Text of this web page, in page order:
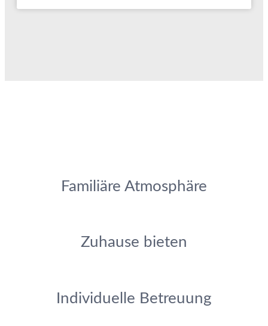
Familiäre Atmosphäre
Zuhause bieten
Individuelle Betreuung